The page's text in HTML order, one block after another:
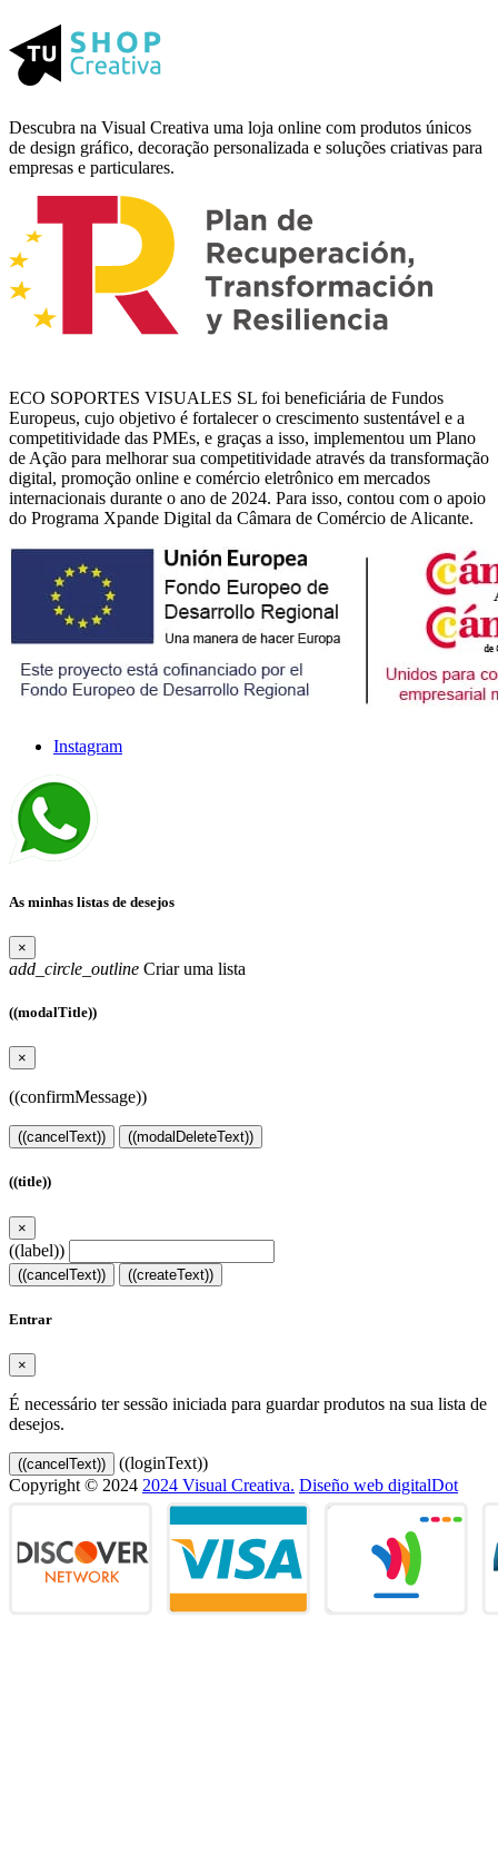
Descubra na Visual Creativa uma loja online com produtos únicos
de design gráfico, decoração personalizada e soluções criativas para
empresas e particulares.
ECO SOPORTES VISUALES SL foi beneficiária de Fundos
Europeus, cujo objetivo é fortalecer o crescimento sustentável e a
competitividade das PMEs, e graças a isso, implementou um Plano
de Ação para melhorar sua competitividade através da transformação
digital, promoção online e comércio eletrônico em mercados
internacionais durante o ano de 2024. Para isso, contou com o apoio
do Programa Xpande Digital da Câmara de Comércio de Alicante.
Instagram
As minhas listas de desejos
×
add_circle_outline Criar uma lista
((modalTitle))
×
((confirmMessage))
((cancelText)) ((modalDeleteText))
((title))
×
((label))
((cancelText)) ((createText))
Entrar
×
É necessário ter sessão iniciada para guardar produtos na sua lista de
desejos.
((cancelText))
((loginText))
Copyright © 2024 2024 Visual Creativa. Diseño web digitalDot